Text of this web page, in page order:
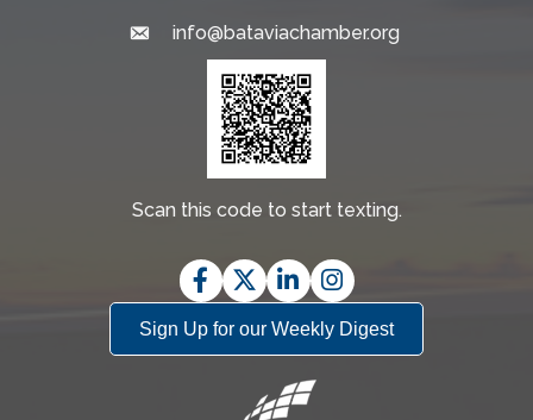
Emailinfo@bataviachamber.org
Scan this code to start texting.
Facebook
TwitterLinkedInInstagram
Sign Up for our Weekly Digest